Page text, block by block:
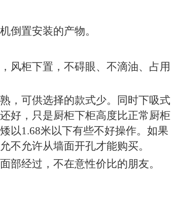
倒置安装的产物。
风柜下置，不碍眼、不滴油、占用
，可供选择的款式少。同时下吸式
好，只是厨柜下柜高度比正常厨柜
以1.68米以下有些不好操作。如果
不允许从墙面开孔才能购买。
部经过，不在意性价比的朋友。